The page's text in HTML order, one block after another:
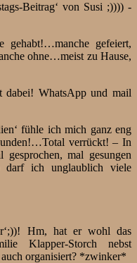
Beitrag‘ von Susi ;)))) -
gehabt!…manche gefeiert,
ohne…meist zu Hause,
WhatsApp und mail
fühle ich mich ganz eng
verrückt! – In
mal gesungen
ich unglaublich viele
Hm, hat er wohl das
Klapper-Storch nebst
organisiert? *zwinker*